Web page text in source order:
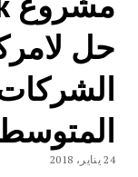
حل
24 يناير، 2018